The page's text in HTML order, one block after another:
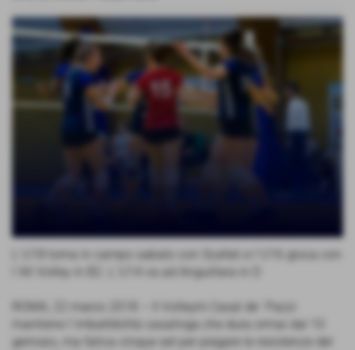
L´U18 torna in campo sabato con Scafati e l´U16 gioca con
l´All Volley in B2. L´U14 va ad Anguillara in D
ROMA, 22 marzo 2018 – Il Volleyrò Casal de´ Pazzi
mantiene l´imbattibilità casalinga che dura ormai dal 10
gennaio, ma fatica cinque set per piegare le resistenze del